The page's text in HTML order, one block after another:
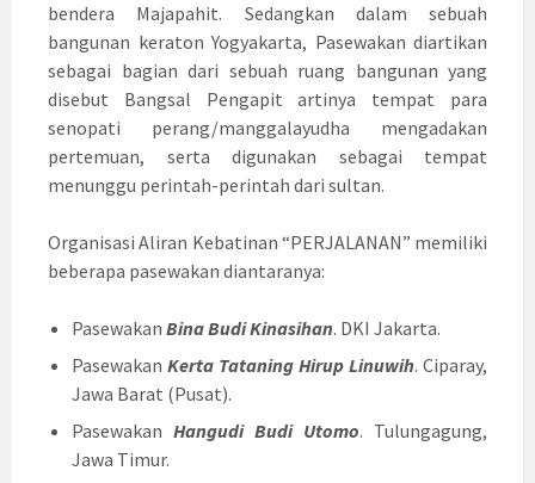
bendera Majapahit. Sedangkan dalam sebuah
bangunan keraton Yogyakarta, Pasewakan diartikan
sebagai bagian dari sebuah ruang bangunan yang
disebut Bangsal Pengapit artinya tempat para
senopati perang/manggalayudha mengadakan
pertemuan, serta digunakan sebagai tempat
menunggu perintah-perintah dari sultan.
Organisasi Aliran Kebatinan “PERJALANAN” memiliki
beberapa pasewakan diantaranya:
Pasewakan Bina Budi Kinasihan. DKI Jakarta.
Pasewakan Kerta Tataning Hirup Linuwih. Ciparay,
Jawa Barat (Pusat).
Pasewakan Hangudi Budi Utomo. Tulungagung,
Jawa Timur.